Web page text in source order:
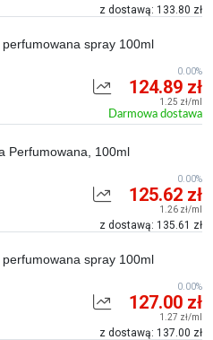
z dostawą: 133.80 zł
spray 100ml
124.89 zł
1.25 zł/ml
Darmowa dostawa
0.00%
Perfumowana, 100ml
125.62 zł
1.26 zł/ml
z dostawą: 135.61 zł
0.00%
spray 100ml
127.00 zł
1.27 zł/ml
z dostawą: 137.00 zł
0.00%